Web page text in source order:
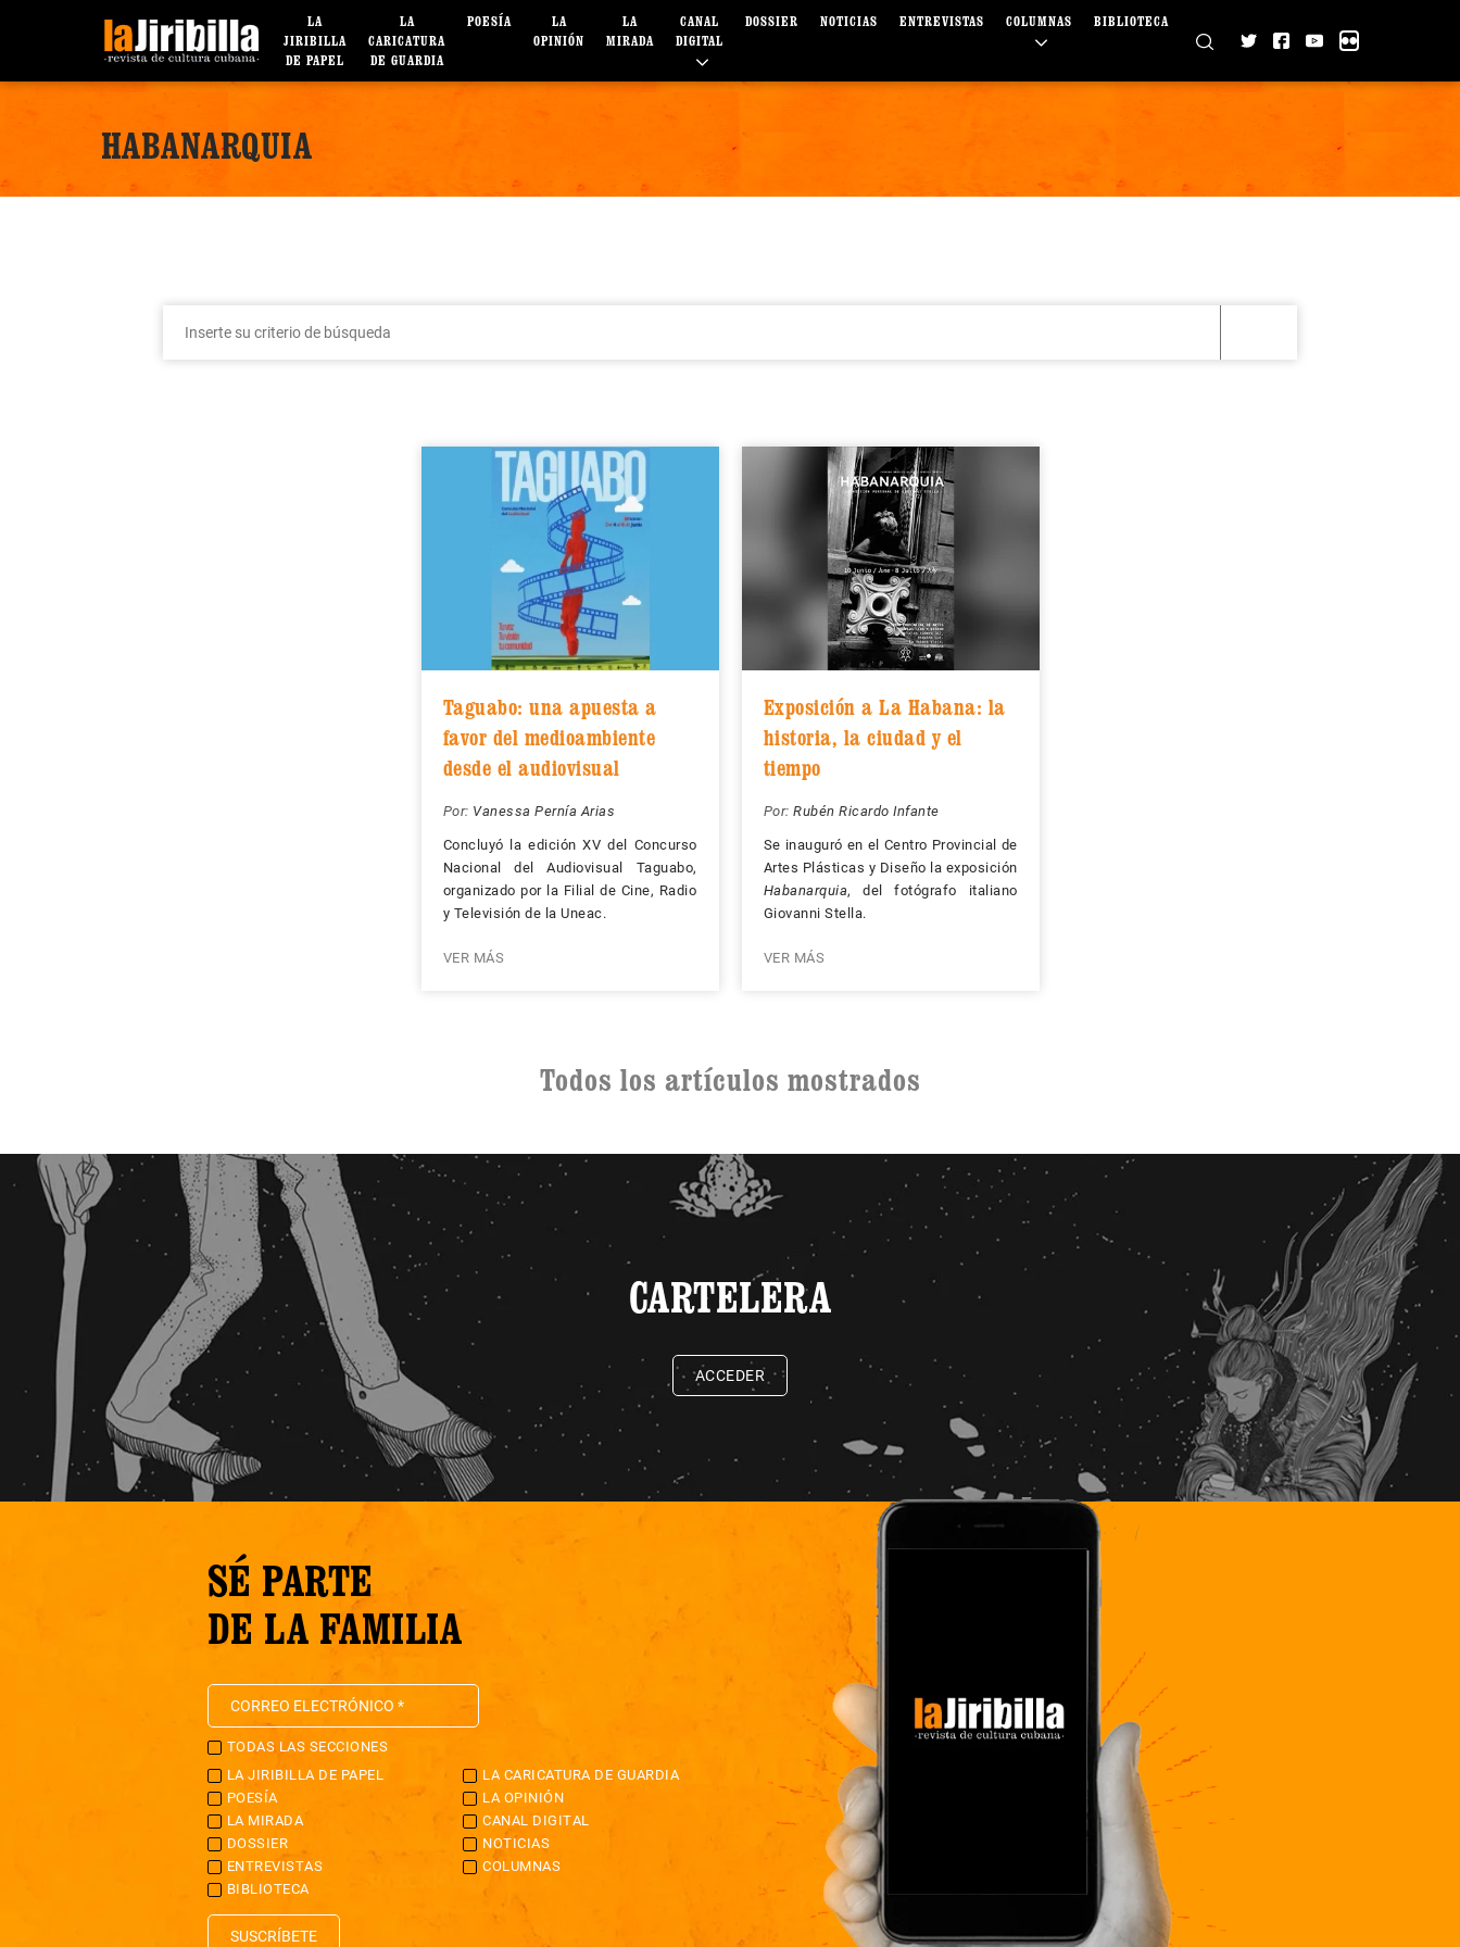
LA
JIRIBILLA
DE PAPEL
LA
CARICATURA
DE GUARDIA
POESÍA
LA
OPINIÓN
LA
MIRADA
CANAL
DIGITAL
DOSSIER NOTICIAS ENTREVISTAS COLUMNAS BIBLIOTECA
HABANARQUIA
Taguabo: una apuesta a
favor del medioambiente
desde el audiovisual
Por: Vanessa Pernía Arias
Concluyó la edición XV del Concurso
Nacional del Audiovisual Taguabo,
organizado por la Filial de Cine, Radio
y Televisión de la Uneac.
VER MÁS
Exposición a La Habana: la
historia, la ciudad y el
tiempo
Por: Rubén Ricardo Infante
Se inauguró en el Centro Provincial de
Artes Plásticas y Diseño la exposición
Habanarquia, del fotógrafo italiano
Giovanni Stella.
VER MÁS
Todos los artículos mostrados
CARTELERA
ACCEDER
SÉ PARTE
DE LA FAMILIA
TODAS LAS SECCIONES
LA JIRIBILLA DE PAPEL
LA CARICATURA DE GUARDIA
POESÍA
LA OPINIÓN
LA MIRADA
CANAL DIGITAL
DOSSIER
NOTICIAS
ENTREVISTAS
COLUMNAS
BIBLIOTECA
SUSCRÍBETE